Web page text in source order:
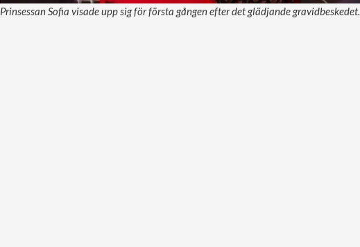
Prinsessan Sofia visade upp sig för första gången efter det glädjande gravidbeskedet.